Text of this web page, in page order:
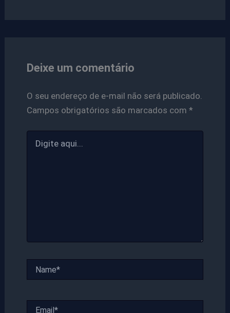
Deixe um comentário
O seu endereço de e-mail não será publicado.
Campos obrigatórios são marcados com *
aqui...